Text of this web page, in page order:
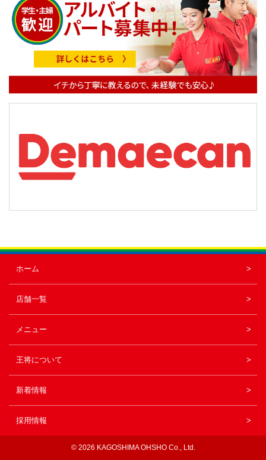
ホーム
店舗一覧
メニュー
王将について
新着情報
採用情報
© 2026 KAGOSHIMA OHSHO Co., Ltd.